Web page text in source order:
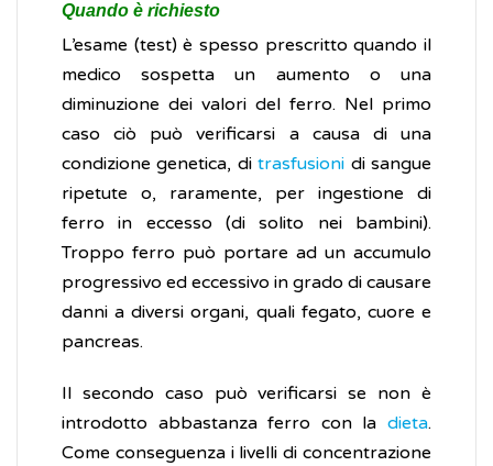
Quando è richiesto
L’esame (test) è spesso prescritto quando il
medico sospetta un aumento o una
diminuzione dei valori del ferro. Nel primo
caso ciò può verificarsi a causa di una
condizione genetica, ditrasfusioni di sangue
ripetute o, raramente, per ingestione di
ferro in eccesso (di solito nei bambini).
Troppo ferro può portare ad un accumulo
progressivo ed eccessivo in grado di causare
danni a diversi organi, quali fegato, cuore e
pancreas.
Il secondo caso può verificarsi se non è
introdotto abbastanza ferro con la dieta.
Come conseguenza i livelli di concentrazione